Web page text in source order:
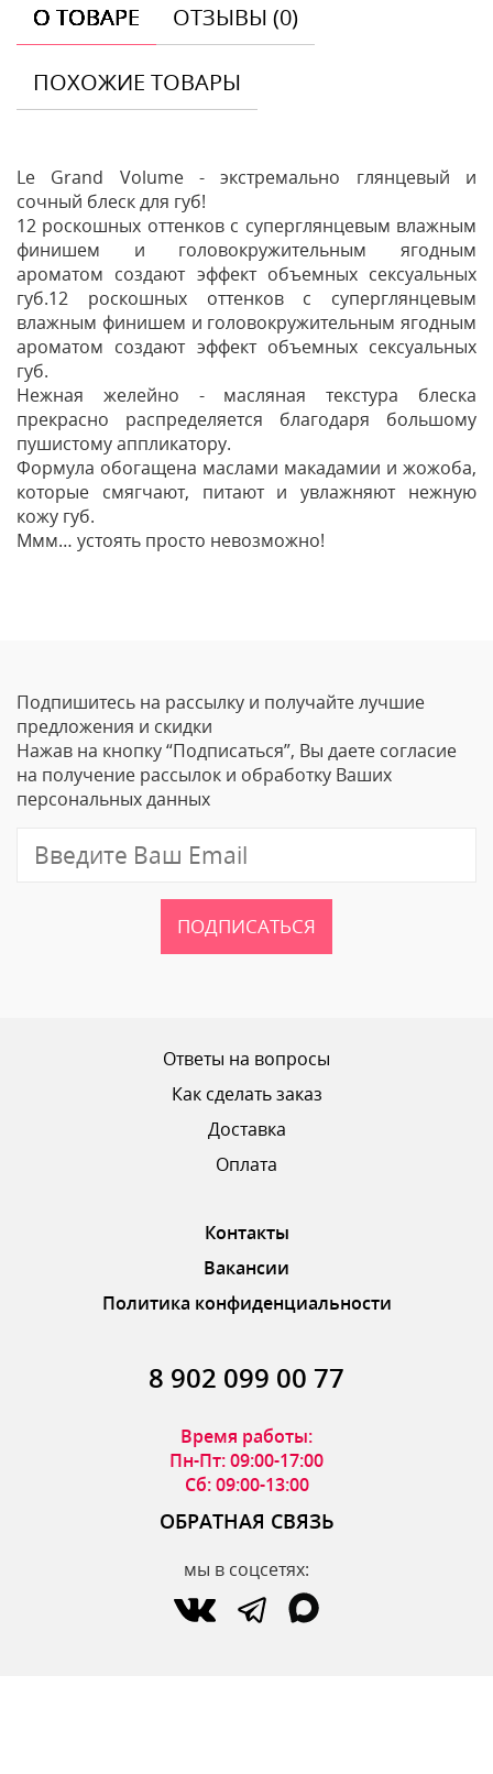
О ТОВАРЕ ОТЗЫВЫ (0)
ПОХОЖИЕ ТОВАРЫ
Le Grand Volume - экстремально глянцевый и
сочный блеск для губ!
12 роскошных оттенков с суперглянцевым влажным
финишем и головокружительным ягодным
ароматом создают эффект объемных сексуальных
губ.12 роскошных оттенков с суперглянцевым
влажным финишем и головокружительным ягодным
ароматом создают эффект объемных сексуальных
губ.
Нежная желейно - масляная текстура блеска
прекрасно распределяется благодаря большому
пушистому аппликатору.
Формула обогащена маслами макадамии и жожоба,
которые смягчают, питают и увлажняют нежную
кожу губ.
Ммм… устоять просто невозможно!
Ваше Имя
Email
ОТПРАВИТЬ ОТЗЫВ
Подпишитесь на рассылку и получайте лучшие
предложения и скидки
Нажав на кнопку “Подписаться”, Вы даете согласие
на получение рассылок и обработку Ваших
персональных данных
ПОДПИСАТЬСЯ
Ответы на вопросы
Как сделать заказ
Доставка
Оплата
Контакты
Вакансии
Политика конфиденциальности
8 902 099 00 77
Время работы:
Пн-Пт: 09:00-17:00
Сб: 09:00-13:00
ОБРАТНАЯ СВЯЗЬ
мы в соцсетях: